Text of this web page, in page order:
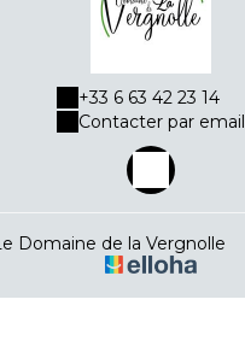
+33 6 63 42 23 14
Contacter par email
Domaine de la Vergnolle